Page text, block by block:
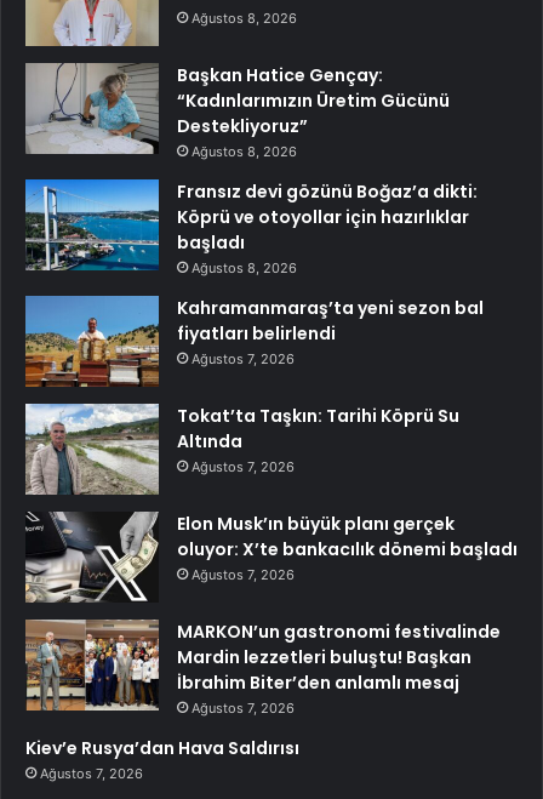
Ağustos 8, 2026
Başkan Hatice Gençay:
“Kadınlarımızın Üretim Gücünü
Destekliyoruz”
Ağustos 8, 2026
Fransız devi gözünü Boğaz’a dikti:
Köprü ve otoyollar için hazırlıklar
başladı
Ağustos 8, 2026
Kahramanmaraş’ta yeni sezon bal
fiyatları belirlendi
Ağustos 7, 2026
Tokat’ta Taşkın: Tarihi Köprü Su
Altında
Ağustos 7, 2026
Elon Musk’ın büyük planı gerçek
oluyor: X’te bankacılık dönemi başladı
Ağustos 7, 2026
MARKON’un gastronomi festivalinde
Mardin lezzetleri buluştu! Başkan
İbrahim Biter’den anlamlı mesaj
Ağustos 7, 2026
Kiev’e Rusya’dan Hava Saldırısı
Ağustos 7, 2026